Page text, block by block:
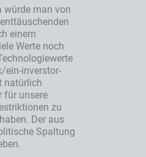
würde man von
einem
Werte noch
ein-inverstor-
natürlich
für unsere
zu
Der aus
Spaltung